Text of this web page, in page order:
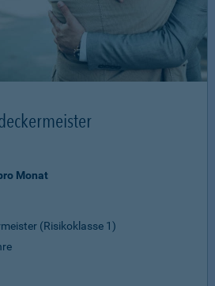
Monat
(Risikoklasse 1)